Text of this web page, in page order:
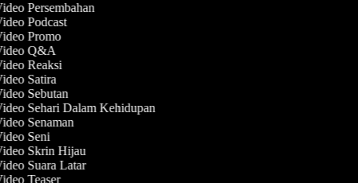
Persembahan
Podcast
Promo
Q&A
Reaksi
Satira
Sebutan
Sehari Dalam Kehidupan
Senaman
Seni
Skrin Hijau
Suara Latar
Teaser